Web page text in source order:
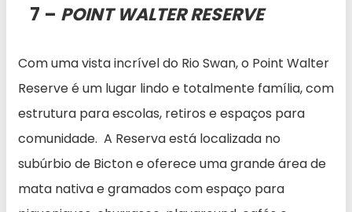
7 – POINT WALTER RESERVE
Com uma vista incrível do Rio Swan, o Point Walter
Reserve é um lugar lindo e totalmente família, com
estrutura para escolas, retiros e espaços para
comunidade. A Reserva está localizada no
subúrbio de Bicton e oferece uma grande área de
mata nativa e gramados com espaço para